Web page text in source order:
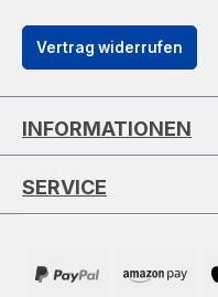
Vertrag widerrufen
INFORMATIONEN
SERVICE